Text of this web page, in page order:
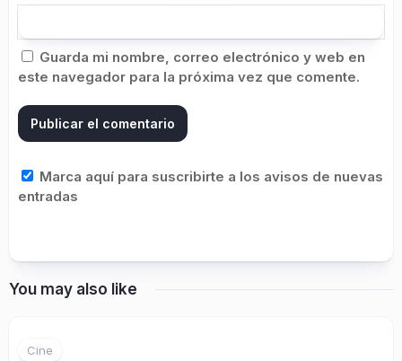
Guarda mi nombre, correo electrónico y web en
este navegador para la próxima vez que comente.
Marca aquí para suscribirte a los avisos de nuevas
entradas
You may also like
Cine